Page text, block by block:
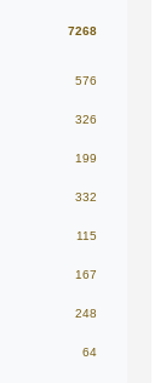
7268
576
326
199
332
115
167
248
64